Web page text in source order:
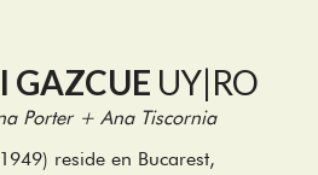
GAZCUE UY|RO
Porter + Ana Tiscornia
reside en Bucarest,